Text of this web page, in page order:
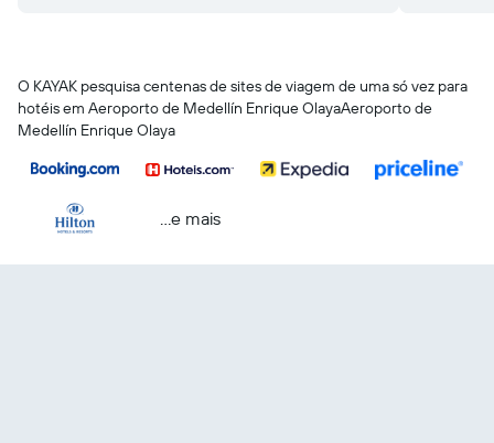
O KAYAK pesquisa centenas de sites de viagem de uma só vez para
hotéis em Aeroporto de Medellín Enrique OlayaAeroporto de
Medellín Enrique Olaya
...e mais